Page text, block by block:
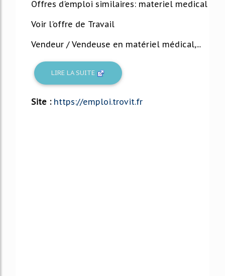
Offres d'emploi similaires: materiel medical
Voir l'offre de Travail
Vendeur / Vendeuse en matériel médical,...
LIRE LA SUITE
Site : https://emploi.trovit.fr